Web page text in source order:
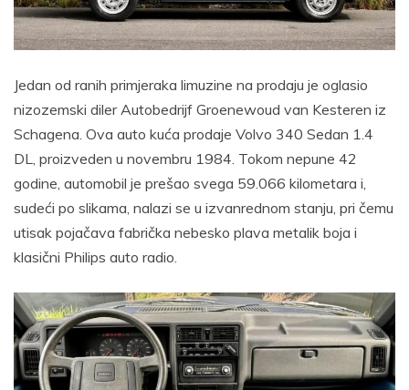
Jedan od ranih primjeraka limuzine na prodaju je oglasio
nizozemski diler Autobedrijf Groenewoud van Kesteren iz
Schagena. Ova auto kuća prodaje Volvo 340 Sedan 1.4
DL, proizveden u novembru 1984. Tokom nepune 42
godine, automobil je prešao svega 59.066 kilometara i,
sudeći po slikama, nalazi se u izvanrednom stanju, pri čemu
utisak pojačava fabrička nebesko plava metalik boja i
klasični Philips auto radio.